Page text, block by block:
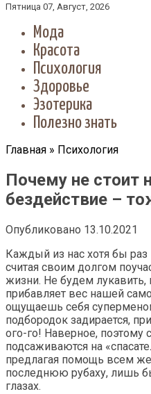
Пятница 07, Август, 2026
Мода
Красота
Психология
Здоровье
Эзотерика
Полезно знать
Главная » Психология
Почему не стоит
бездействие –
Опубликовано 13.10.2021
Каждый из нас хотя бы
считая своим долгом
жизни. Не будем лукавить,
прибавляет вес нашей
ощущаешь себя
подбородок задирается,
ого-го! Наверное,
подсаживаются на
предлагая помощь всем
последнюю рубаху, лишь
глазах.